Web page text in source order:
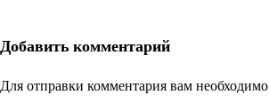
Добавить комментарий
Для отправки комментария вам необходимо